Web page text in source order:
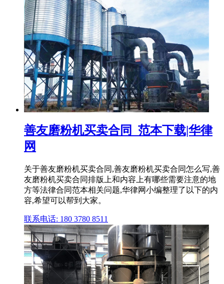
善友磨粉机买卖合同_范本下载|华律
网
关于善友磨粉机买卖合同,善友磨粉机买卖合同怎么写,善
友磨粉机买卖合同排版上和内容上有哪些需要注意的地
方等法律合同范本相关问题,华律网小编整理了以下的内
容,希望可以帮到大家。
联系电话: 180 3780 8511